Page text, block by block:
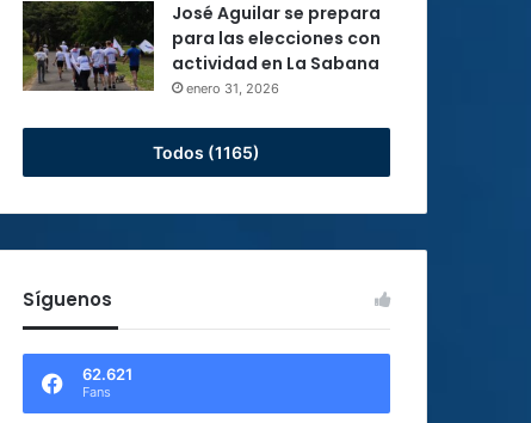
José Aguilar se prepara
para las elecciones con
actividad en La Sabana
enero 31, 2026
Todos (1165)
Síguenos
62.621
Fans